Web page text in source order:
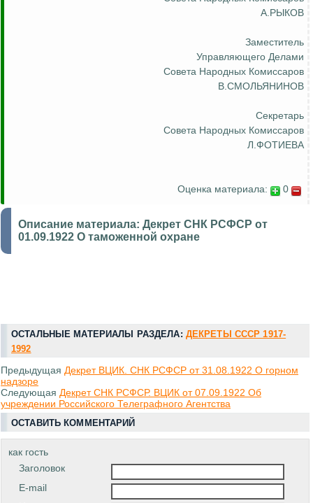
А.РЫКОВ
Заместитель
Управляющего Делами
Совета Народных Комиссаров
В.СМОЛЬЯНИНОВ
Секретарь
Совета Народных Комиссаров
Л.ФОТИЕВА
Оценка материала: 0
Описание материала: Декрет СНК РСФСР от
01.09.1922 О таможенной охране
ОСТАЛЬНЫЕ МАТЕРИАЛЫ РАЗДЕЛА: ДЕКРЕТЫ СССР 1917-
1992
Предыдущая Декрет ВЦИК. СНК РСФСР от 31.08.1922 О горном
надзоре
Следующая Декрет СНК РСФСР. ВЦИК от 07.09.1922 Об
учреждении Российского Телеграфного Агентства
ОСТАВИТЬ КОММЕНТАРИЙ
как гость
Заголовок
E-mail